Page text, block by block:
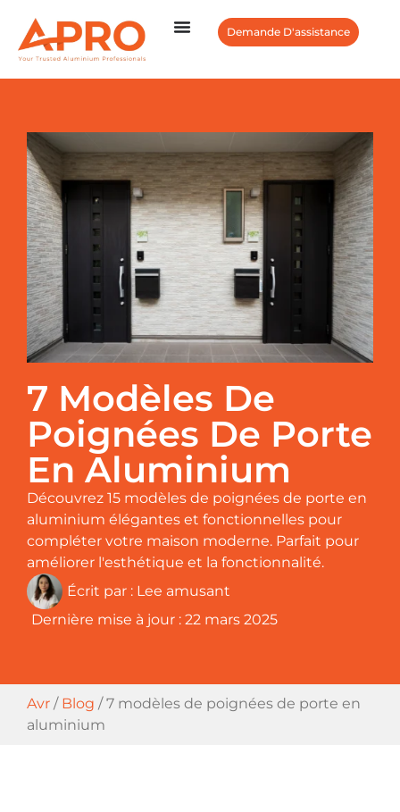
Demande D'assistance
7 Modèles De
Poignées De Porte
En Aluminium
Découvrez 15 modèles de poignées de porte en
aluminium élégantes et fonctionnelles pour
compléter votre maison moderne. Parfait pour
améliorer l'esthétique et la fonctionnalité.
Écrit par : Lee amusant
Dernière mise à jour : 22 mars 2025
Avr / Blog /7 modèles de poignées de porte en
aluminium